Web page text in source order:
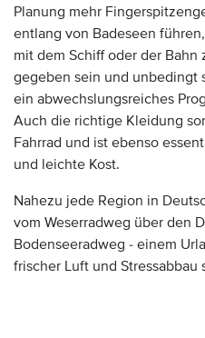
Planung mehr
entlang von Badeseen
mit dem Schiff oder der
gegeben sein und unbedingt
ein abwechslungsreiches
Auch die richtige Kleidung
Fahrrad und ist ebenso
und leichte Kost.
Nahezu jede Region in
vom Weserradweg über den
Bodenseeradweg - einem
frischer Luft und Stressabbau